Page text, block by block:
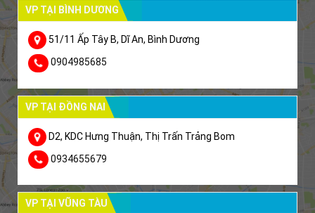
VP TẠI BÌNH DƯƠNG
51/11 Ấp Tây B, Dĩ An, Bình Dương
0904985685
VP TẠI ĐỒNG NAI
D2, KDC Hưng Thuận, Thị Trấn Trảng Bom
0934655679
VP TẠI VŨNG TÀU